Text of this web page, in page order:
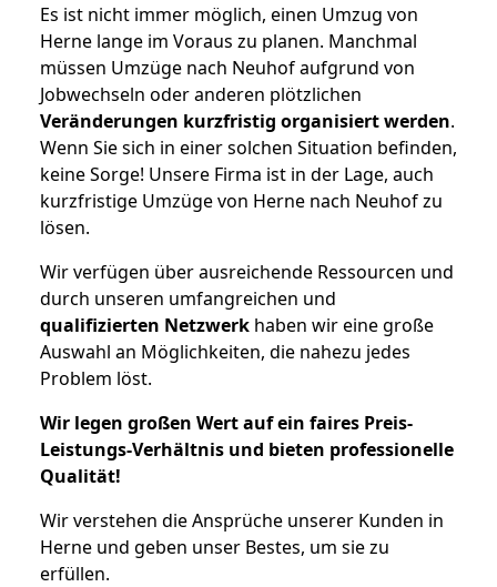
Es ist nicht immer möglich, einen Umzug von
Herne lange im Voraus zu planen. Manchmal
müssen Umzüge nach Neuhof aufgrund von
Jobwechseln oder anderen plötzlichen
Veränderungen kurzfristig organisiert werden.
Wenn Sie sich in einer solchen Situation befinden,
keine Sorge! Unsere Firma ist in der Lage, auch
kurzfristige Umzüge von Herne nach Neuhof zu
lösen.
Wir verfügen über ausreichende Ressourcen und
durch unseren umfangreichen und
qualifizierten Netzwerk haben wir eine große
Auswahl an Möglichkeiten, die nahezu jedes
Problem löst.
Wir legen großen Wert auf ein faires Preis-
Leistungs-Verhältnis und bieten professionelle
Qualität!
Wir verstehen die Ansprüche unserer Kunden in
Herne und geben unser Bestes, um sie zu
erfüllen.